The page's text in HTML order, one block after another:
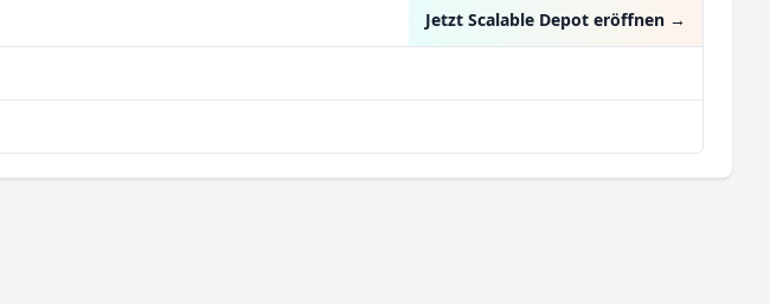
Jetzt Scalable Depot eröffnen →